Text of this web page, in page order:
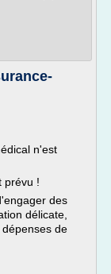
n'est
prévu !
des
délicate,
de